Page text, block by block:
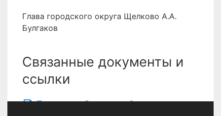
Глава городского округа Щелково А.А.
Булгаков
Связанные документы и
ссылки
Правила по благоустройству